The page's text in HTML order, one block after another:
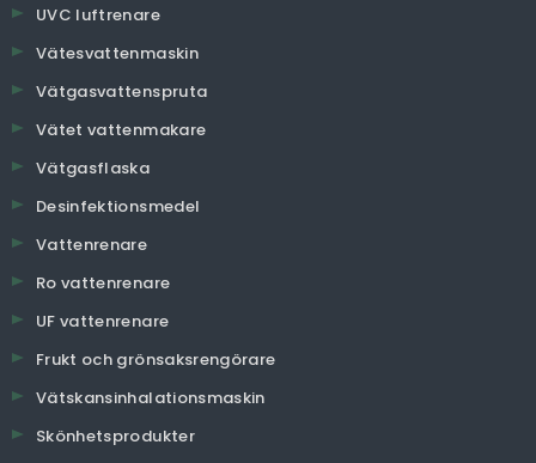
UVC luftrenare
Vätesvattenmaskin
Vätgasvattenspruta
Vätet vattenmakare
Vätgasflaska
Desinfektionsmedel
Vattenrenare
Ro vattenrenare
UF vattenrenare
Frukt och grönsaksrengörare
Vätskansinhalationsmaskin
Skönhetsprodukter